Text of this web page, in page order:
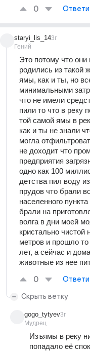
0
staryi_lis_14
Гений
3г
Это потому что они
родились из такой
ямы, как и ты, но
минимальными
что не имели
пили то что в реку
той самой ямы в
как и ты не знали
могла
не доходит что
предприятия
одно как 100
детства пил воду
прудов что брали
населенного
брали на
волга в дни моей
кристально чистой
метров и прошло
лет, а сейчас и
животные из нее
0
Скрыть ветку
gogo_tytyev
Мудрец
3г
Изъямы в реку
попадало её